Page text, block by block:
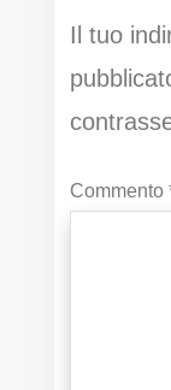
Il tuo
Commento